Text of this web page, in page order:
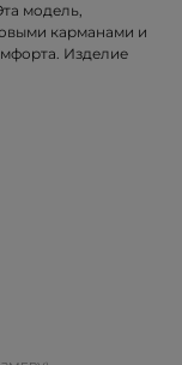
модель,
карманами и
Изделие